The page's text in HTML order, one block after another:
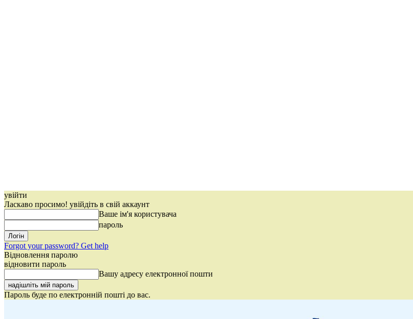
увійти
Ласкаво просимо! увійдіть в свій аккаунт
Ваше ім'я користувача
пароль
Forgot your password? Get help
Відновлення паролю
відновити пароль
Вашу адресу електронної пошти
Пароль буде по електронній пошті до вас.